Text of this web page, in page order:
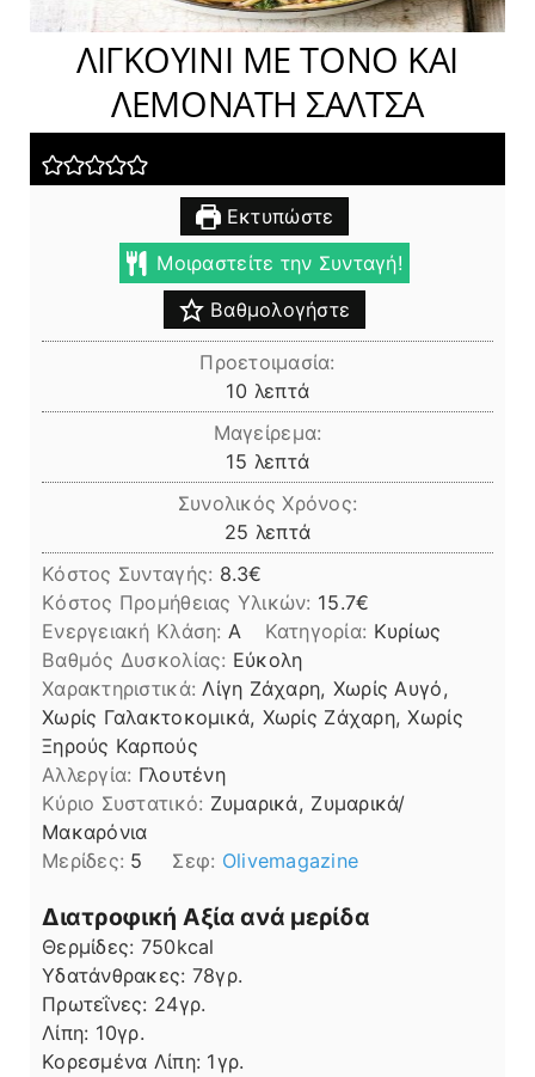
ΛΙΓΚΟΥΙΝΙ ΜΕ ΤΟΝΟ ΚΑΙ
ΛΕΜΟΝΑΤΗ ΣΑΛΤΣΑ
Εκτυπώστε
Μοιραστείτε την Συνταγή!
Βαθμολογήστε
Προετοιμασία:
10 λεπτά
λεπτά
Μαγείρεμα:
15 λεπτά
λεπτά
Συνολικός Χρόνος:
25 λεπτά
λεπτά
Κόστος Συνταγής: 8.3€
Kόστος Προμήθειας Υλικών: 15.7
Ενεργειακή Κλάση: A Κατηγορία: Κυρίως
Βαθμός Δυσκολίας: Εύκολη
Χαρακτηριστικά: Λίγη Ζάχαρη, Χωρίς Αυγό,
Χωρίς Γαλακτοκομικά, Χωρίς Ζάχαρη, Χωρίς
Ξηρούς Καρπούς
Αλλεργία: Γλουτένη
Kύριο Συστατικό: Ζυμαρικά, Ζυμαρικά/
Μακαρόνια
Μερίδες: 5 Σεφ: Olivemagazine
Διατροφική Αξία ανά μερίδα
Θερμίδες: 750kcal
Υδατάνθρακες: 78γρ.
Πρωτεΐνες: 24γρ.
Λίπη
Λίπη: 10γρ.
Κορεσμένα Λίπη: 1γρ.